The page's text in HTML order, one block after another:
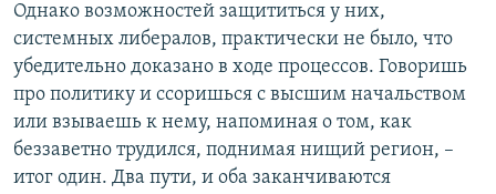
Однако возможностей защититься у них,
системных либералов, практически не было, что
убедительно доказано в ходе процессов. Говоришь
про политику и ссоришься с высшим начальством
или взываешь к нему, напоминая о том, как
беззаветно трудился, поднимая нищий регион, –
итог один. Два пути, и оба заканчиваются